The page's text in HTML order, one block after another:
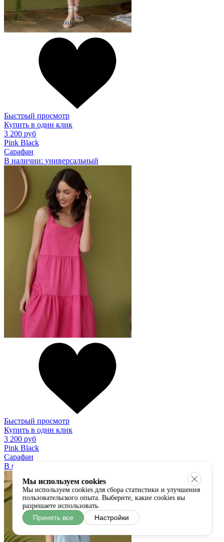
Быстрый просмотр
Купить в один клик
3 200 руб
Pink Black
Сарафан
В наличии: универсальный
Быстрый просмотр
Купить в один клик
3 200 руб
Pink Black
Сарафан
В наличии:
Мы используем cookies
Мы используем cookies для сбора статистики и улучшения
пользовательского опыта. Выберите, какие cookies вы
разрешаете использовать.
Принять все Настройки